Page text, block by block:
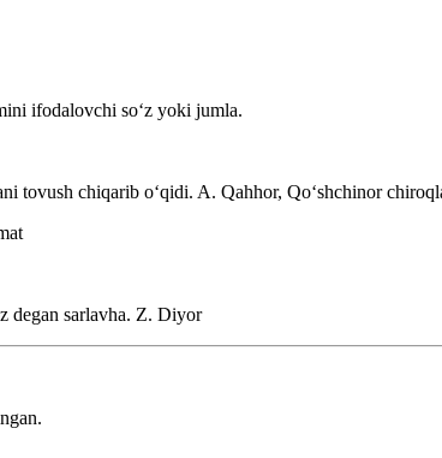
ifodalovchi soʻz yoki jumla.
tovush chiqarib oʻqidi. A. Qahhor, Qoʻshchinor
degan sarlavha. Z. Diyor